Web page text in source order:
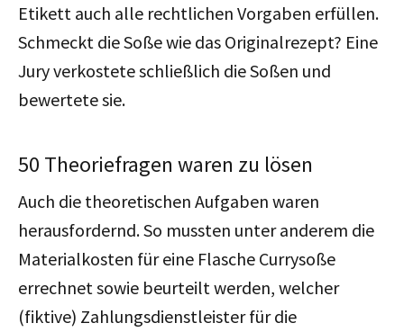
Etikett auch alle rechtlichen Vorgaben erfüllen.
Schmeckt die Soße wie das Originalrezept? Eine
Jury verkostete schließlich die Soßen und
bewertete sie.
50 Theoriefragen waren zu lösen
Auch die theoretischen Aufgaben waren
herausfordernd. So mussten unter anderem die
Materialkosten für eine Flasche Currysoße
errechnet sowie beurteilt werden, welcher
(fiktive) Zahlungsdienstleister für die